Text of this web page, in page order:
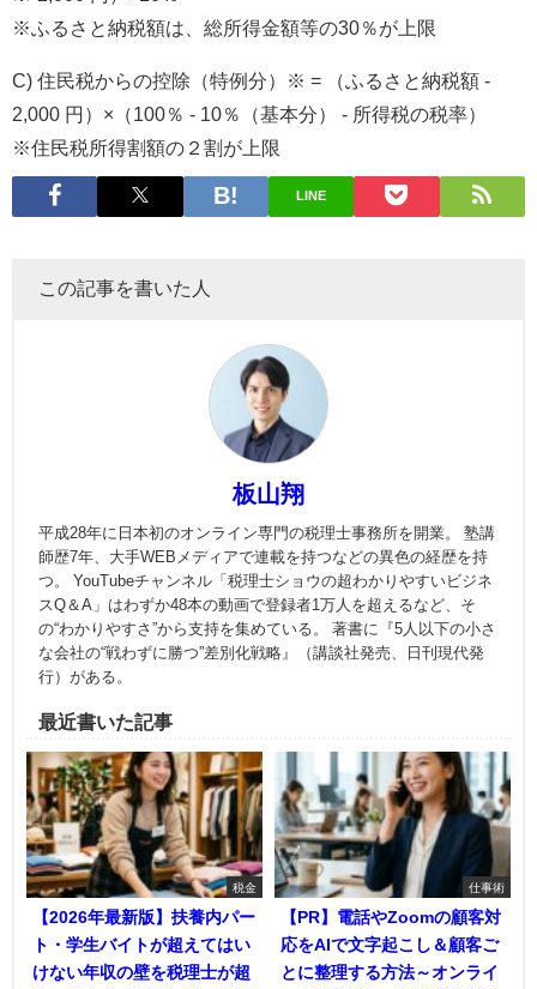
※ふるさと納税額は、総所得金額等の30％が上限
C) 住民税からの控除（特例分）※ = （ふるさと納税額 -
2,000 円）×（100％ - 10％（基本分） - 所得税の税率）
※住民税所得割額の２割が上限
LINE
この記事を書いた人
板山翔
平成28年に日本初のオンライン専門の税理士事務所を開業。 塾講
師歴7年、大手WEBメディアで連載を持つなどの異色の経歴を持
つ。 YouTubeチャンネル「税理士ショウの超わかりやすいビジネ
スQ＆A」はわずか48本の動画で登録者1万人を超えるなど、そ
の“わかりやすさ”から支持を集めている。 著書に『5人以下の小さ
な会社の“戦わずに勝つ”差別化戦略』（講談社発売、日刊現代発
行）がある。
最近書いた記事
税金
【2026年最新版】扶養内パー
ト・学生バイトが超えてはい
けない年収の壁を税理士が超
仕事術
【PR】電話やZoomの顧客対
応をAIで文字起こし＆顧客ご
とに整理する方法～オンライ